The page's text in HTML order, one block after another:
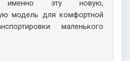
именно эту новую,
модель для комфортной
маленького